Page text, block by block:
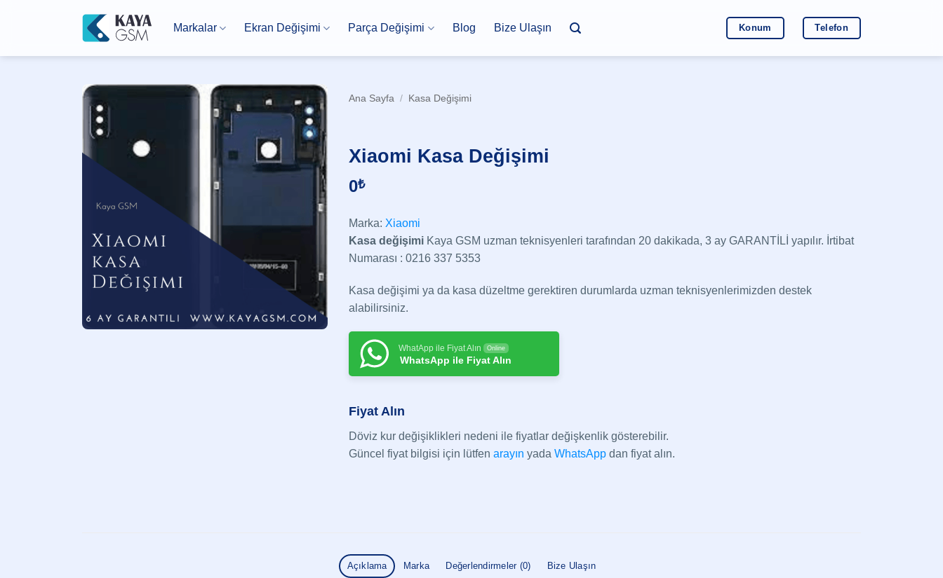
Markalar Ekran Değişimi Parça Değişimi Blog Bize Ulaşın Konum Telefon
Ana Sayfa / Kasa Değişimi
Xiaomi Kasa Değişimi
0₺
Marka: Xiaomi
Kasa değişimi Kaya GSM uzman teknisyenleri tarafından 20 dakikada, 3 ay GARANTİLİ yapılır. İrtibat
Numarası : 0216 337 5353
Kasa değişimi ya da kasa düzeltme gerektiren durumlarda uzman teknisyenlerimizden destek
alabilirsiniz.
WhatApp ile Fiyat Alın Online
WhatsApp ile Fiyat Alın
Fiyat Alın
Döviz kur değişiklikleri nedeni ile fiyatlar değişkenlik gösterebilir.
Güncel fiyat bilgisi için lütfen arayın yada WhatsApp dan fiyat alın.
Açıklama Marka Değerlendirmeler (0) Bize Ulaşın